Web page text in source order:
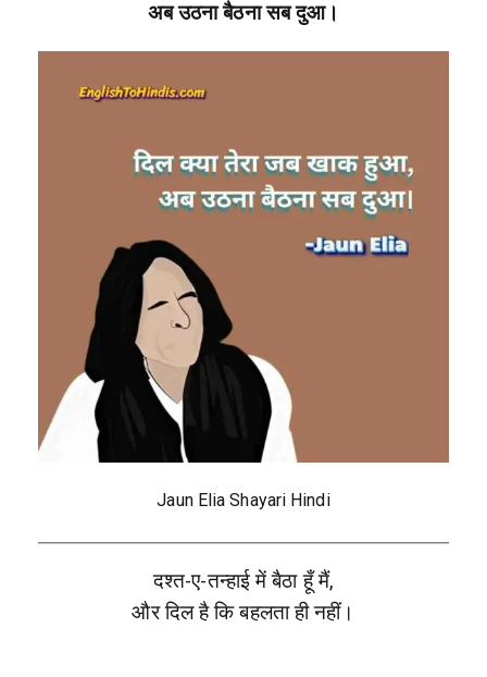
अब उठना बैठना सब दुआ।
Jaun Elia Shayari Hindi
दश्त-ए-तन्हाई में बैठा हूँ मैं,
और दिल है कि बहलता ही नहीं।